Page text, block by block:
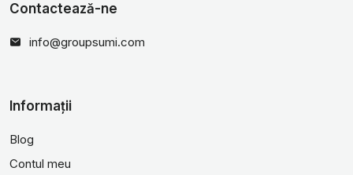
Contactează-ne
info@groupsumi.com
Informații
Blog
Contul meu